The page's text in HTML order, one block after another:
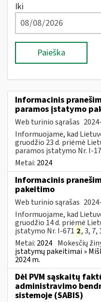
Iki
Paieška
Informacinis
paramos įstatymo
Web turinio sąrašas
Informuojame, kad
gruodžio 23 d. priėmė
paramos įstatymo Nr. I-
Metai: 2024
Informacinis
pakeitimo
Web turinio sąrašas
Informuojame, kad
gruodžio 14 d. priėmė
įstatymo Nr. I-671 2, 3, 7,
Metai: 2024 Mokesčių
įstatymų pakeitimai »
2024 m.
Dėl PVM sąskaitų
administravimo
sistemoje (SABIS)